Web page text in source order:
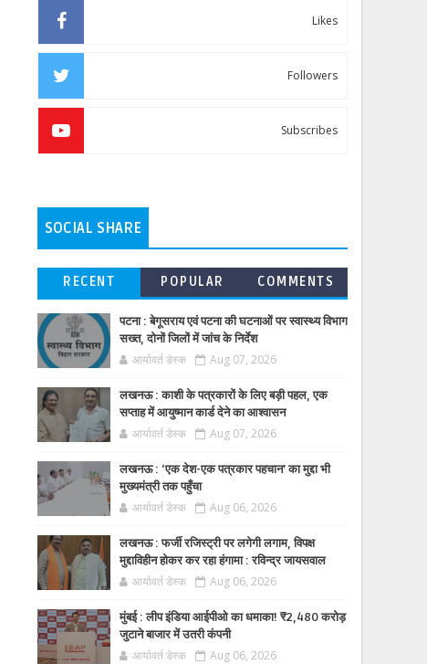
Likes
Followers
Subscribes
SOCIAL SHARE
RECENT POPULAR COMMENTS
पटना : बेगूसराय एवं पटना की घटनाओं पर स्वास्थ्य विभाग
सख्त, दोनों जिलों में जांच के निर्देश
आर्यावर्त डेस्क Aug 07, 2026
लखनऊ : काशी के पत्रकारों के लिए बड़ी पहल, एक
सप्ताह में आयुष्मान कार्ड देने का आश्वासन
आर्यावर्त डेस्क Aug 07, 2026
लखनऊ : ‘एक देश-एक पत्रकार पहचान’ का मुद्दा भी
मुख्यमंत्री तक पहुँचा
आर्यावर्त डेस्क Aug 06, 2026
लखनऊ : फर्जी रजिस्ट्री पर लगेगी लगाम, विपक्ष
मुद्दाविहीन होकर कर रहा हंगामा : रविन्द्र जायसवाल
आर्यावर्त डेस्क Aug 06, 2026
मुंबई : लीप इंडिया आईपीओ का धमाका! ₹2,480 करोड़
जुटाने बाजार में उतरी कंपनी
आर्यावर्त डेस्क Aug 06, 2026